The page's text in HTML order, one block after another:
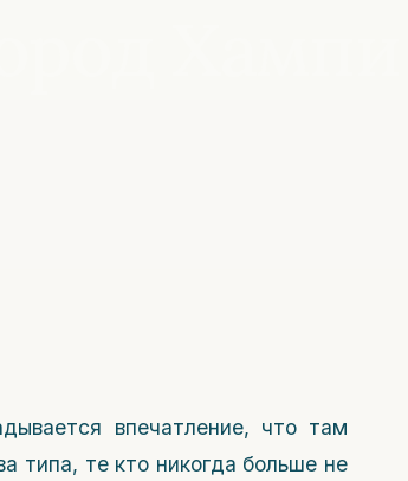
впечатление, что там
типа, те кто никогда больше не